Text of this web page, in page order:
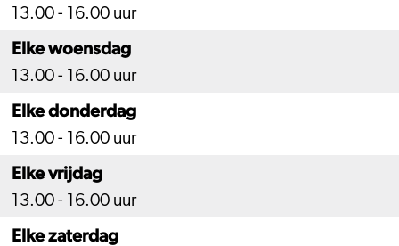
13.00 - 16.00 uur
Elke woensdag
13.00 - 16.00 uur
Elke donderdag
13.00 - 16.00 uur
Elke vrijdag
13.00 - 16.00 uur
Elke zaterdag